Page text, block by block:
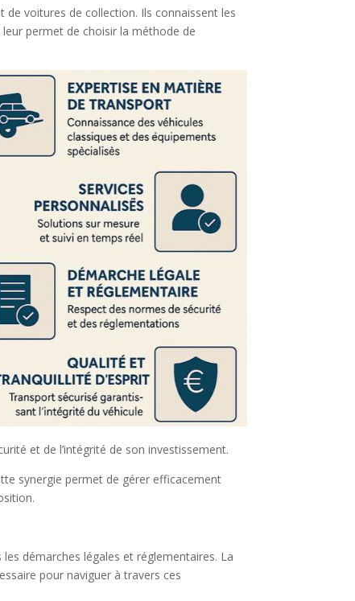
voitures de collection. Ils connaissent les
leur permet de choisir la méthode de
et de l’intégrité de son investissement.
synergie permet de gérer efficacement
démarches légales et réglementaires. La
pour naviguer à travers ces